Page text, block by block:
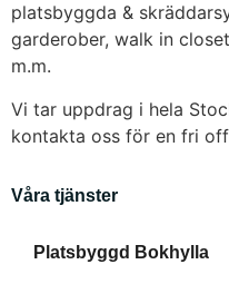
platsbyggda &
garderober, walk in
m.m.
Vi tar uppdrag i hela
kontakta oss för en fri
Våra tjänster
Platsbyggd Bokhylla